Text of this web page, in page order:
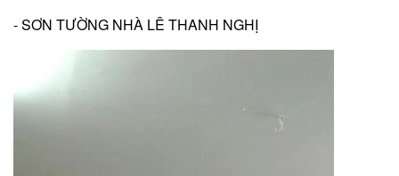
- SƠN TƯỜNG NHÀ LÊ THANH NGHỊ